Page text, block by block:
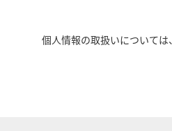
個人情報の取扱いについては